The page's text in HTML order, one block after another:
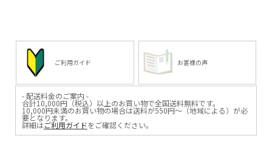
ご利用ガイド お客様の声
- 配送料金のご案内 -
合計10,000円（税込）以上のお買い物で全国送料無料です。
10,000円未満のお買い物の場合は送料が550円～（地域による）が必
要となります。
詳細はご利用ガイドをご確認ください。